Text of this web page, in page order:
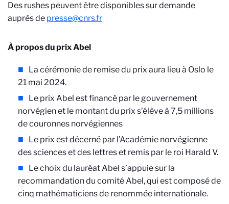
Des rushes peuvent être disponibles sur demande
auprès de presse@cnrs.fr
À propos du prix Abel
La cérémonie de remise du prix aura lieu à Oslo le
21 mai 2024.
Le prix Abel est financé par le gouvernement
norvégien et le montant du prix s’élève à 7,5 millions
de couronnes norvégiennes
Le prix est décerné par l’Académie norvégienne
des sciences et des lettres et remis par le roi Harald V.
Le choix du lauréat Abel s’appuie sur la
recommandation du comité Abel, qui est composé de
cinq mathématiciens de renommée internationale.